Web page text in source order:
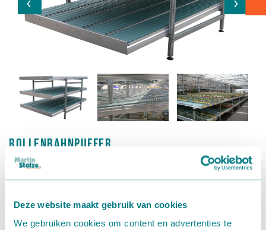
Deze website maakt gebruik van cookies
We gebruiken cookies om content en advertenties te
Rollenbahnpuffer
Rollenbahnen
Produkten können Sie unsere Rollenbahnen nutzen. Wenn
eine höhere Kapazität auf einer begrenzten Fläche benötigt
Kartontransport
Verpacken - Einpacken - Sortieren
Zubehör